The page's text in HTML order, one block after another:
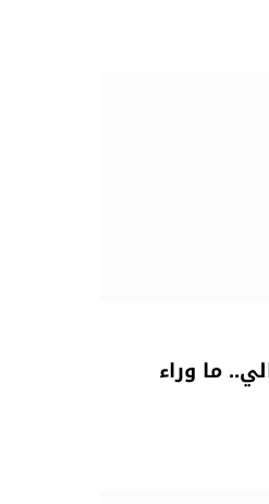
ما وراء